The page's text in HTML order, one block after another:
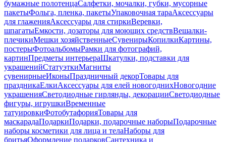
бумажные полотенцаСалфетки, мочалки, губки, мусорные
пакетыФольга, пленка, пакетыУпаковочная тараАксессуары
для глаженияАксессуары для стиркиВеревки,
шпагатыЕмкости, дозаторы для моющих средствВешалки-
плечикиМешки хозяйственныеСувенирыКопилкиКартины,
постерыФотоальбомыРамки для фотографий,
картинПредметы интерьераШкатулки, подставки для
украшенийСтатуэткиМагниты
сувенирныеИконыПраздничный декорТовары для
праздникаЕлкиАксессуары для елей новогоднихНовогодние
украшенияСветодиодные гирлянды, декорацииСветодиодные
фигуры, игрушкиВременные
татуировкиФотобутафорияТовары для
маскарадаПодаркиПодарки, подарочные наборыПодарочные
наборы косметики для лица и телаНаборы для
бритьяОформление подарковСантехника и